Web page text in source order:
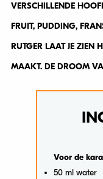
VERSCHILLENDE
FRUIT, PUDDING,
RUTGER LAAT JE ZIEN
MAAKT. DE DROOM
Voor de
50 ml water